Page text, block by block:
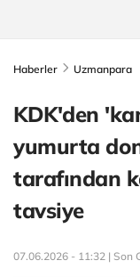
Haberler Uzmanpara
KDK'den
yumurta
tarafından
tavsiye
07.06.2026 - 11:32 | Son